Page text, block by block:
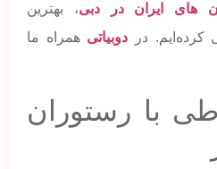
های ایران در دبی، بهترین
کرده‌ایم. در دوبیاتیهمراه ما
با رستوران